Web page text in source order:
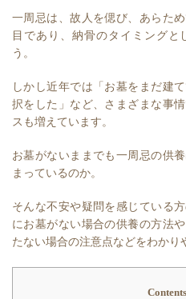
一周忌は、故人を偲び、あらた
目であり、納骨のタイミングと
う。
しかし近年では「お墓をまだ建
択をした」など、さまざまな事
スも増えています。
お墓がないままでも一周忌の供
まっているのか。
そんな不安や疑問を感じている
にお墓がない場合の供養の方法
たない場合の注意点などをわかり
Contents